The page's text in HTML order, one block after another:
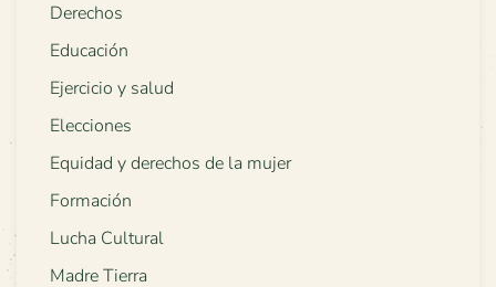
Derechos
Educación
Ejercicio y salud
Elecciones
Equidad y derechos de la mujer
Formación
Lucha Cultural
Madre Tierra